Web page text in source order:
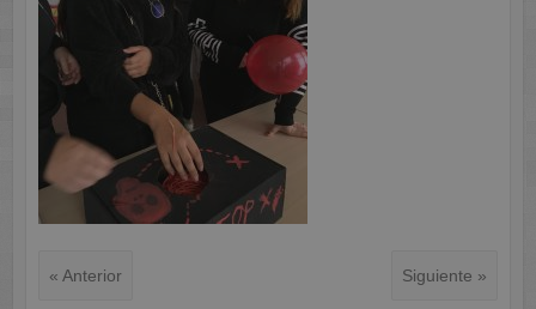
« Anterior Siguiente »